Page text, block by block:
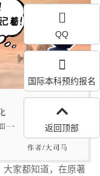
家都知道，在原著
QQ
国际本科预约报名
返回顶部